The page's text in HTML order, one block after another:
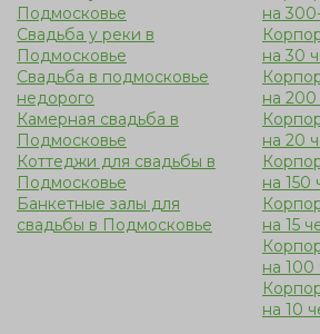
Подмосковье
Свадьба у реки в
Подмосковье
Свадьба в подмосковье
недорого
Камерная свадьба в
Подмосковье
Коттеджи для свадьбы в
Подмосковье
Банкетные залы для
свадьбы в Подмосковье
на
на 30
на 200
на 20
на 150
на 15
на 100
на 10